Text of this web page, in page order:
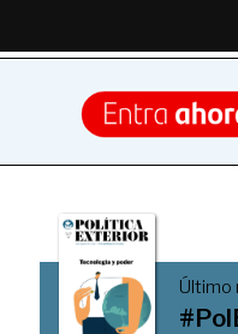
Último